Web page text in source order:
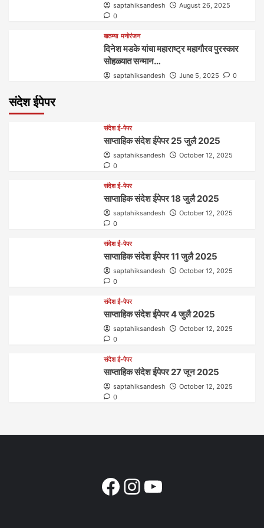
saptahiksandesh
August 26, 2025
0
बातम्या मनोरंजन
दिनेश मडके यांचा महाराष्ट्र महागौरव‌ पुरस्कार‌‌‌
सोहळ्यात सन्मान…
saptahiksandesh June 5, 2025 0
संदेश ईपेपर
संदेश ई-पेपर
साप्ताहिक संदेश ईपेपर 25 जुलै 2025
saptahiksandesh
October 12, 2025
0
संदेश ई-पेपर
साप्ताहिक संदेश ईपेपर 18 जुलै 2025
saptahiksandesh
October 12, 2025
0
संदेश ई-पेपर
साप्ताहिक संदेश ईपेपर 11 जुलै 2025
saptahiksandesh
October 12, 2025
0
संदेश ई-पेपर
साप्ताहिक संदेश ईपेपर 4 जुलै 2025
saptahiksandesh
October 12, 2025
0
संदेश ई-पेपर
साप्ताहिक संदेश ईपेपर 27 जून 2025
saptahiksandesh
October 12, 2025
0
Facebook
Instagram
YouTube